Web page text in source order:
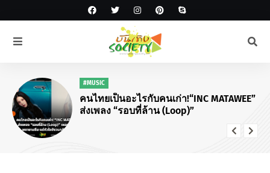
#MUSIC
คนไทยเป็นอะไรกับคนเก่า!“INC MATAWEE”
ส่งเพลง “รอบที่ล้าน (Loop)”